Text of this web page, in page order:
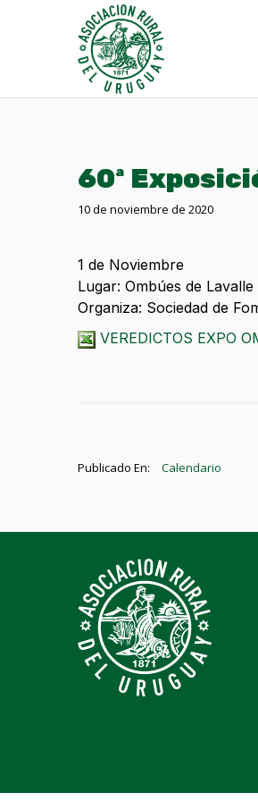
60ª
10 de noviembre de 2020
1 de Noviembre
Lugar: Ombúes de Lavalle
Organiza: Sociedad de
VEREDICTOS EXPO
Publicado En: Calendario